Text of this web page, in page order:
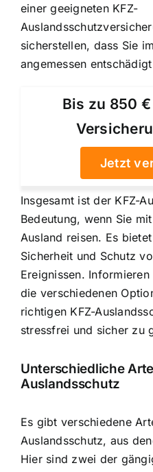
einer geeigneten KFZ-
sicherstellen, dass Sie
angemessen
Bis zu 850
Jetzt
Insgesamt ist der KFZ-
Bedeutung, wenn Sie
Ausland reisen. Es
Sicherheit und Schutz
Ereignissen.
die verschiedenen
richtigen KFZ-
stressfrei und sicher zu
Unterschiedliche
Auslandsschutz
Es gibt verschiedene
Auslandsschutz, aus
Hier sind zwei der